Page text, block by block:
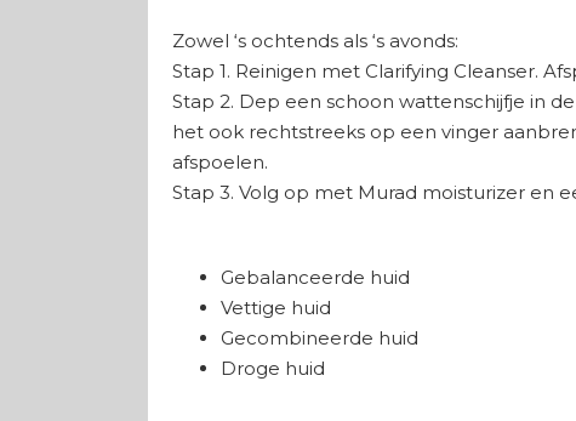
Zowel ‘s ochtends als ‘s avonds:
Stap 1. Reinigen met Clarifying Cleanser.
Stap 2. Dep een schoon wattenschijfje in
het ook rechtstreeks op een vinger
afspoelen.
Stap 3. Volg op met Murad moisturizer en
Gebalanceerde huid
Vettige huid
Gecombineerde huid
Droge huid